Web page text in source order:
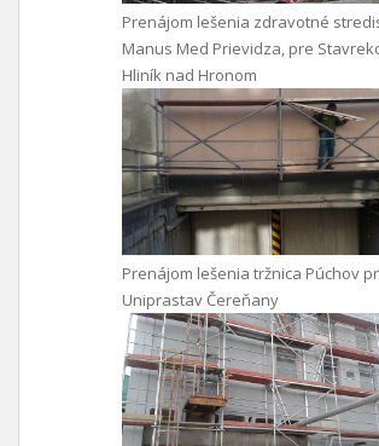
Prenájom lešenia zdravotné
Manus Med Prievidza, pre
Hliník nad Hronom
Prenájom lešenia tržnica Púchov
Uniprastav Čereňany